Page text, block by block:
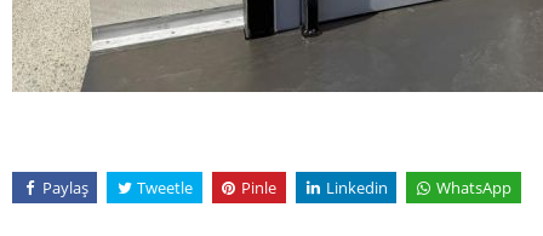
Paylaş Tweetle Pinle Linkedin WhatsApp